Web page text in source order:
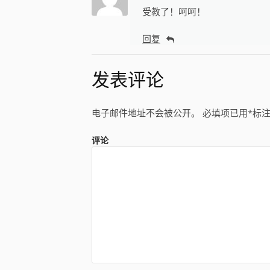
受教了！呵呵！
回复
发表评论
电子邮件地址不会被公开。 必填项已用*标注
评论